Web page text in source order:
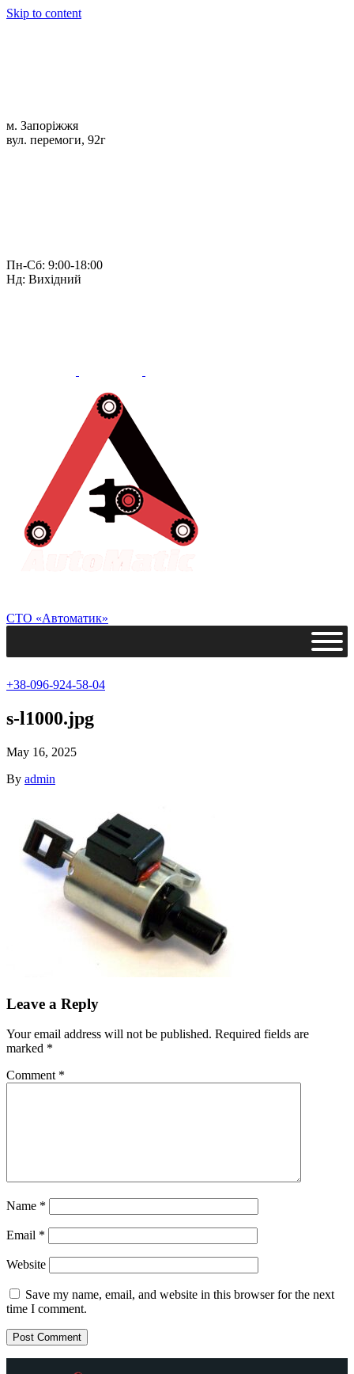
Skip to content
м. Запоріжжя
вул. перемоги, 92г
Пн-Сб: 9:00-18:00
Нд: Вихідний
СТО «Автоматик»
+38-096-924-58-04
s-l1000.jpg
May 16, 2025
By admin
Leave a Reply
Your email address will not be published. Required fields are
marked *
Comment *
Name *
Email *
Website
Save my name, email, and website in this browser for the next
time I comment.